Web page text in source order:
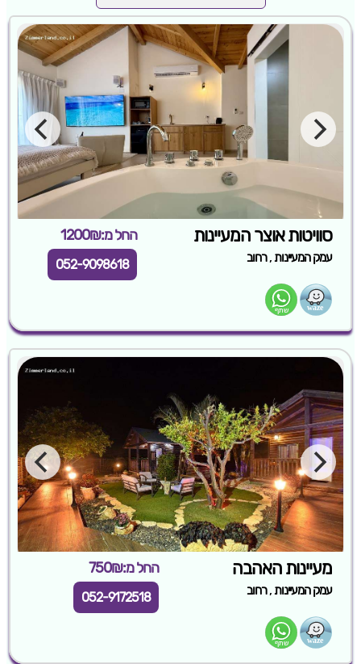
סוויטות אוצר המעיינות החל מ:1200₪
עמק המעיינות,רחוב 052-9098618
מעיינות האהבה החל מ:750₪
עמק המעיינות,רחוב 052-9172518